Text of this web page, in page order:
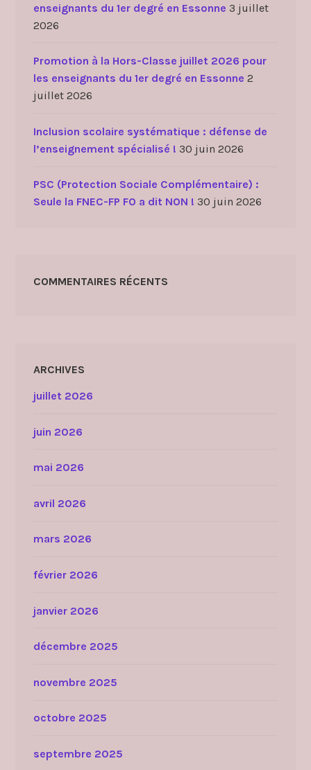
enseignants du 1er degré en Essonne 3 juillet
2026
Promotion à la Hors-Classe juillet 2026 pour
les enseignants du 1er degré en Essonne 2
juillet 2026
Inclusion scolaire systématique : défense de
l’enseignement spécialisé ! 30 juin 2026
PSC (Protection Sociale Complémentaire) :
Seule la FNEC-FP FO a dit NON ! 30 juin 2026
COMMENTAIRES RÉCENTS
ARCHIVES
juillet 2026
juin 2026
mai 2026
avril 2026
mars 2026
février 2026
janvier 2026
décembre 2025
novembre 2025
octobre 2025
septembre 2025